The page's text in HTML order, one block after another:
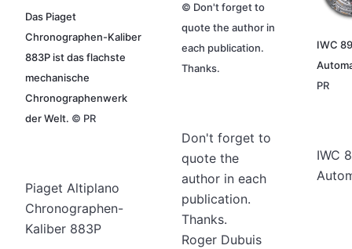
Das Piaget
Chronographen-Kaliber
883P ist das flachste
mechanische
Chronographenwerk
der Welt. © PR
Piaget Altiplano
Chronographen-
Kaliber 883P
© Don't forget to
quote the author in
each publication.
Thanks.
Don't forget to
quote the
author in each
publication.
Thanks.
Roger Dubuis
IWC
PR
IWC